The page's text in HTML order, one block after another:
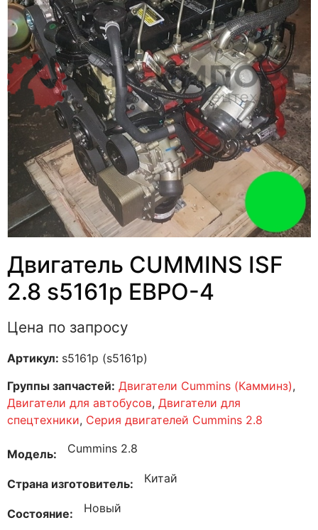
Двигатель CUMMINS ISF
2.8 s5161р ЕВРО-4
Цена по запросу
Артикул: s5161р (s5161p)
Группы запчастей: Двигатели Cummins (Камминз),
Двигатели для автобусов, Двигатели для
спецтехники, Серия двигателей Cummins 2.8
Модель Cummins 2.8
Страна изготовитель Китай
Состояние Новый